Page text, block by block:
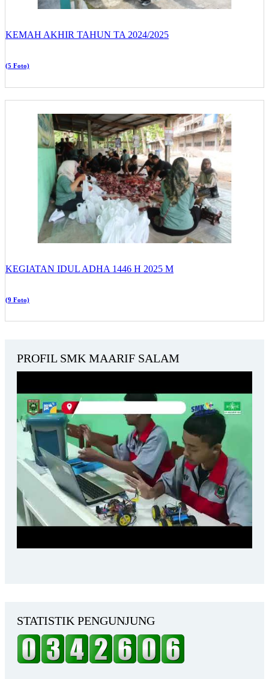
KEMAH AKHIR TAHUN TA 2024/2025
(5 Foto)
KEGIATAN IDUL ADHA 1446 H 2025 M
(9 Foto)
PROFIL SMK MAARIF SALAM
STATISTIK PENGUNJUNG